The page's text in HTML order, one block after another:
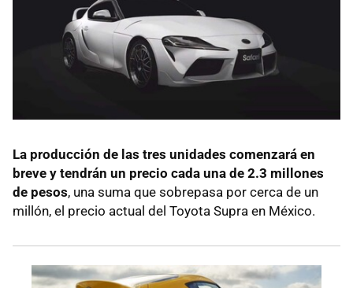
La producción de las tres unidades comenzará en
breve y tendrán un precio cada una de 2.3 millones
de pesos, una suma que sobrepasa por cerca de un
millón, el precio actual del Toyota Supra en México.